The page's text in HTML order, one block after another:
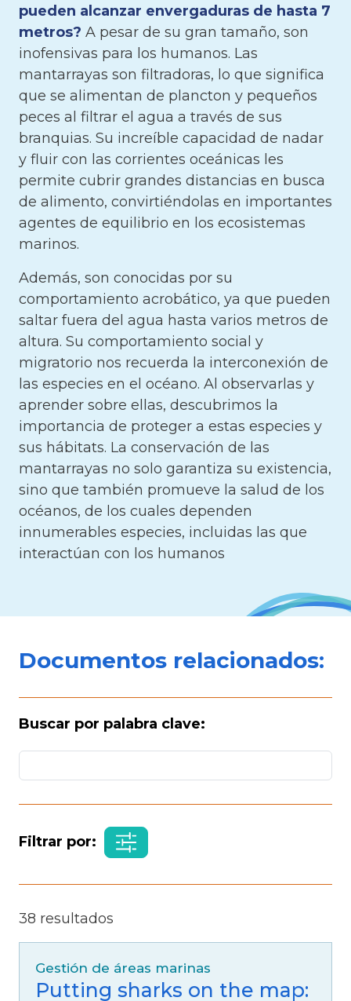
pueden alcanzar envergaduras de hasta 7
metros? A pesar de su gran tamaño, son
inofensivas para los humanos. Las
mantarrayas son filtradoras, lo que significa
que se alimentan de plancton y pequeños
peces al filtrar el agua a través de sus
branquias. Su increíble capacidad de nadar
y fluir con las corrientes oceánicas les
permite cubrir grandes distancias en busca
de alimento, convirtiéndolas en importantes
agentes de equilibrio en los ecosistemas
marinos.
Además, son conocidas por su
comportamiento acrobático, ya que pueden
saltar fuera del agua hasta varios metros de
altura. Su comportamiento social y
migratorio nos recuerda la interconexión de
las especies en el océano. Al observarlas y
aprender sobre ellas, descubrimos la
importancia de proteger a estas especies y
sus hábitats. La conservación de las
mantarrayas no solo garantiza su existencia,
sino que también promueve la salud de los
océanos, de los cuales dependen
innumerables especies, incluidas las que
interactúan con los humanos
Documentos relacionados:
Buscar por palabra clave:
Filtrar por:
38 resultados
Gestión de áreas marinas
Putting sharks on the map: